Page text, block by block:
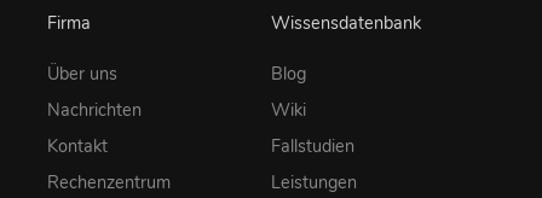
Firma
Über uns
Nachrichten
Kontakt
Rechenzentrum
Wissensdatenbank
Blog
Wiki
Fallstudien
Leistungen